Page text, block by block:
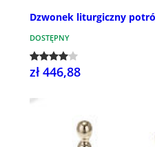
Dzwonek liturgiczny
DOSTĘPNY
zł 446,88